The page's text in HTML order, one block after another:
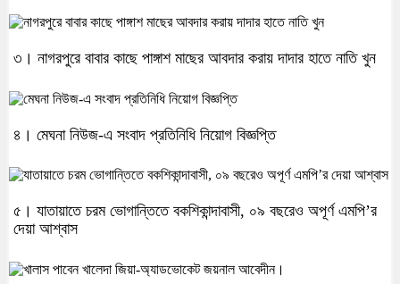
৩। নাগরপুরে বাবার কাছে পাঙ্গাশ মাছের আবদার করায় দাদার হাতে নাতি খুন
৪। মেঘনা নিউজ-এ সংবাদ প্রতিনিধি নিয়োগ বিজ্ঞপ্তি
৫। যাতায়াতে চরম ভোগান্তিতে বকশিকান্দাবাসী, ০৯ বছরেও অপূর্ণ এমপি’র
দেয়া আশ্বাস